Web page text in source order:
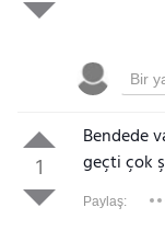
1
Bendede
geçti çok
Paylaş: